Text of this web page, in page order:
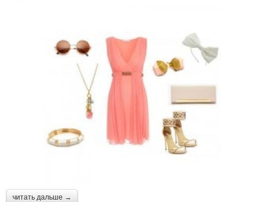
читать дальше →